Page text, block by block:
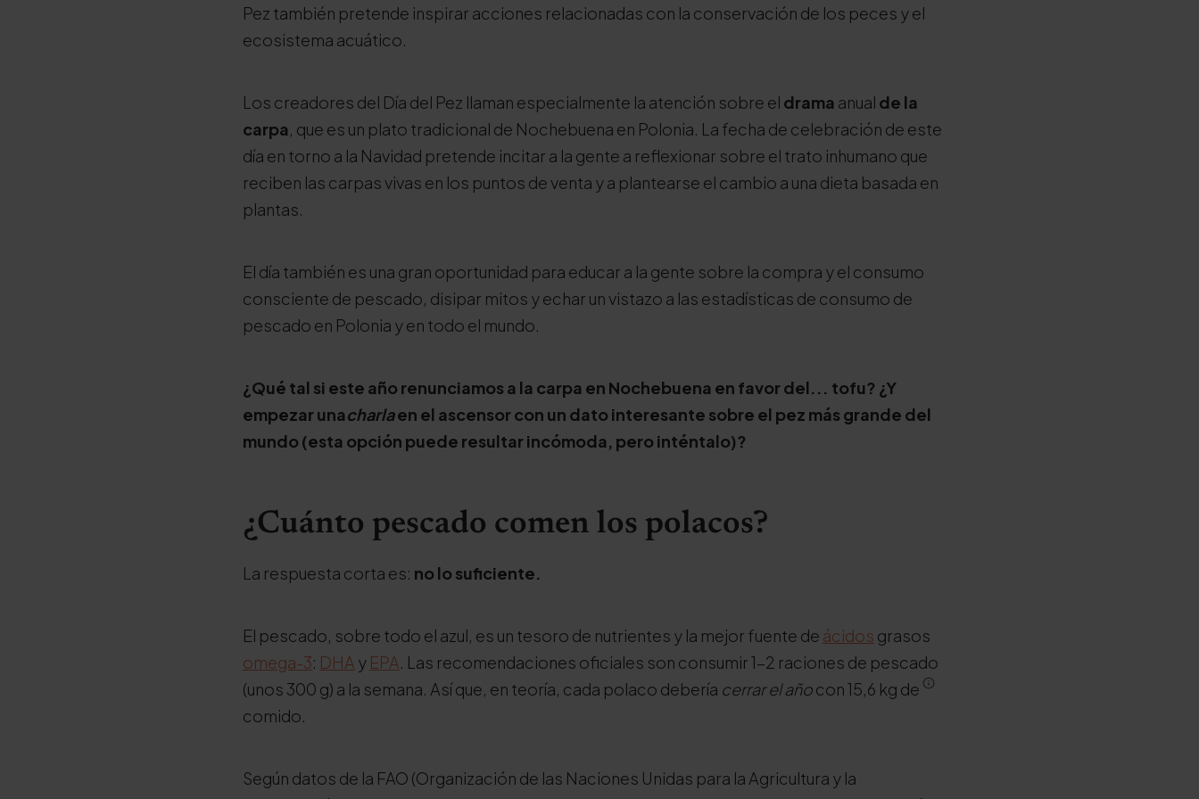
Pez también pretende inspirar acciones relacionadas con la conservación de los peces y el
ecosistema acuático.
Los creadores del Día del Pez llaman especialmente la atención sobre el drama anual de la
carpa, que es un plato tradicional de Nochebuena en Polonia. La fecha de celebración de este
día en torno a la Navidad pretende incitar a la gente a reflexionar sobre el trato inhumano que
reciben las carpas vivas en los puntos de venta y a plantearse el cambio a una dieta basada en
plantas.
El día también es una gran oportunidad para educar a la gente sobre la compra y el consumo
consciente de pescado, disipar mitos y echar un vistazo a las estadísticas de consumo de
pescado en Polonia y en todo el mundo.
¿Qué tal si este año renunciamos a la carpa en Nochebuena en favor del... tofu? ¿Y
empezar unacharlaen el ascensor con un dato interesante sobre el pez más grande del
mundo (esta opción puede resultar incómoda, pero inténtalo)?
¿Cuánto pescado comen los polacos?
La respuesta corta es: no lo suficiente.
El pescado, sobre todo el azul, es un tesoro de nutrientes y la mejor fuente de ácidos grasos
omega-3: DHA y EPA. Las recomendaciones oficiales son consumir 1-2 raciones de pescado
(unos 300 g) a la semana. Así que, en teoría, cada polaco debería cerrar el añocon 15,6 kg de
comido.
Según datos de la FAO (Organización de las Naciones Unidas para la Agricultura y la